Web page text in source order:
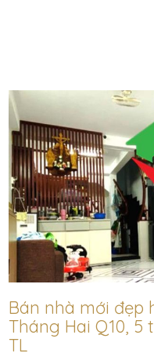
Bán nhà mới đẹp
Tháng Hai Q10,
TL